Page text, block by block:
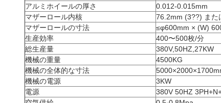
アルミホイールの厚さ
0.012-0.015mm
マザーロール内核
76.2mm (3??) また
マザーロールの寸法
≤φ600mm × (W)
生産効率
400〜500枚/分
総生産量
380V,50HZ,27KW
機械の重量
4500KG
機械の全体的な寸法
機械の電源
3KW
電源
380V 50HZ